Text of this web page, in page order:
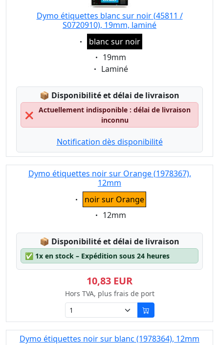
Dymo étiquettes blanc sur noir (45811 /
S0720910), 19mm, laminé
Eigenschaft:
blanc sur noir
Eigenschaft:
19mm
Eigenschaft:
Laminé
📦 Lagerstatus:
Disponibilité et délai de livraison
❌
Actuellement indisponible : délai de livraison
inconnu
Notification dès disponibilité
Dymo étiquettes noir sur Orange (1978367),
12mm
Eigenschaft:
noir sur Orange
Eigenschaft:
12mm
📦 Lagerstatus:
Disponibilité et délai de livraison
✅ 1x en stock – Expédition sous 24 heures
10,83 EUR
Hors TVA, plus frais de port
Dymo étiquettes noir sur blanc (1978364), 12mm